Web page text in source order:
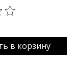
product is
в корзину